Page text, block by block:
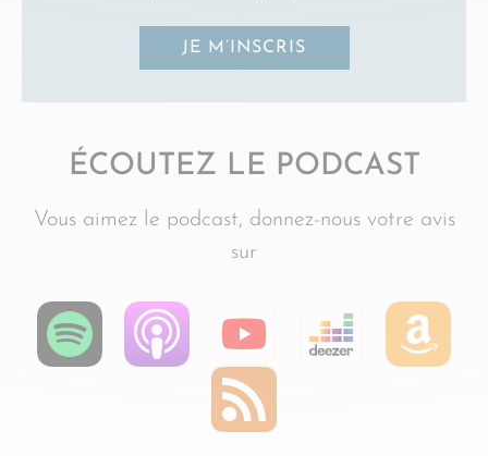
JE M’INSCRIS
ÉCOUTEZ LE PODCAST
Vous aimez le podcast, donnez-nous votre avis
sur